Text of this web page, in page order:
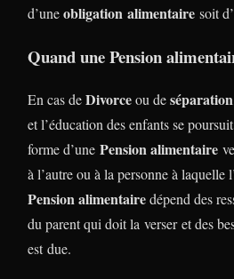
d’uneobligation alimentaire soit
Quand une Pension
En cas deDivorceou deséparation
et l’éducation des enfants se
forme d’une Pension alimentaire
à l’autre ou à la personne à laquelle
Pension alimentairedépend des
du parent qui doit la verser et des
est due.